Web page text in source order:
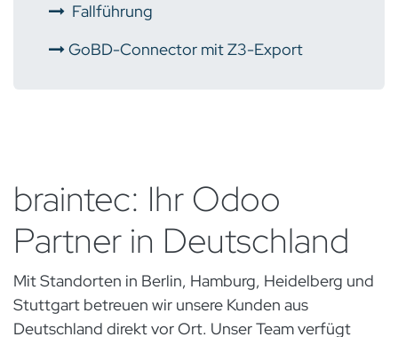
Fallführung
GoBD-Connector mit Z3-Export
braintec: Ihr Odoo
Partner in Deutschland
Mit Standorten in Berlin, Hamburg, Heidelberg und
Stuttgart betreuen wir unsere Kunden aus
Deutschland direkt vor Ort. Unser Team verfügt